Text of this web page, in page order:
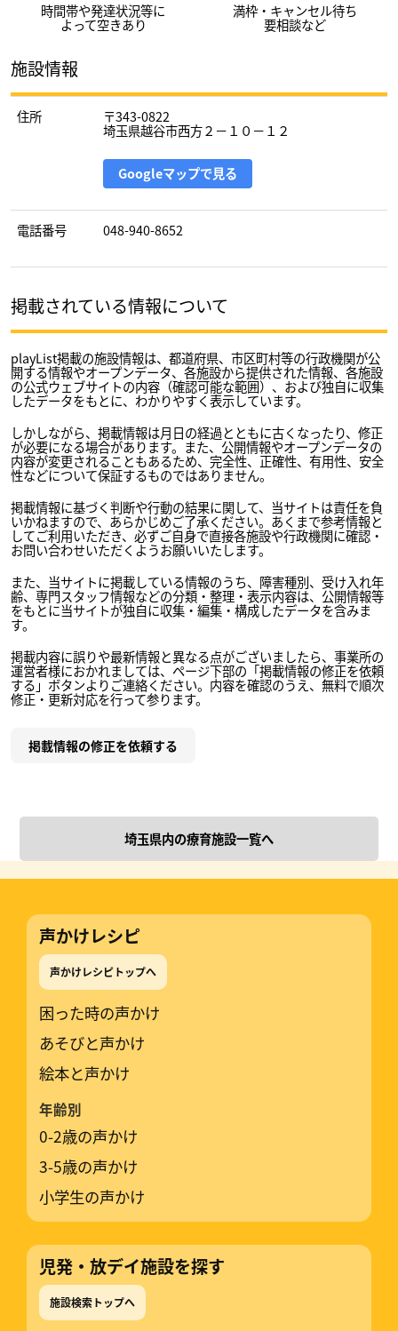
時間帯や発達状況等に
よって空きあり
満枠・キャンセル待ち
要相談など
施設情報
住所 〒343-0822
埼玉県越谷市西方２－１０－１２
Googleマップで見る
電話番号 048-940-8652
掲載されている情報について
playList掲載の施設情報は、都道府県、市区町村等の行政機関が公
開する情報やオープンデータ、各施設から提供された情報、各施設
の公式ウェブサイトの内容（確認可能な範囲）、および独自に収集
したデータをもとに、わかりやすく表示しています。
しかしながら、掲載情報は月日の経過とともに古くなったり、修正
が必要になる場合があります。また、公開情報やオープンデータの
内容が変更されることもあるため、完全性、正確性、有用性、安全
性などについて保証するものではありません。
掲載情報に基づく判断や行動の結果に関して、当サイトは責任を負
いかねますので、あらかじめご了承ください。あくまで参考情報と
してご利用いただき、必ずご自身で直接各施設や行政機関に確認・
お問い合わせいただくようお願いいたします。
また、当サイトに掲載している情報のうち、障害種別、受け入れ年
齢、専門スタッフ情報などの分類・整理・表示内容は、公開情報等
をもとに当サイトが独自に収集・編集・構成したデータを含みま
す。
掲載内容に誤りや最新情報と異なる点がございましたら、事業所の
運営者様におかれましては、ページ下部の「掲載情報の修正を依頼
する」ボタンよりご連絡ください。内容を確認のうえ、無料で順次
修正・更新対応を行って参ります。
掲載情報の修正を依頼する
埼玉県内の療育施設一覧へ
声かけレシピ
声かけレシピトップへ
困った時の声かけ
あそびと声かけ
絵本と声かけ
年齢別
0-2歳の声かけ
3-5歳の声かけ
小学生の声かけ
児発・放デイ施設を探す
施設検索トップへ